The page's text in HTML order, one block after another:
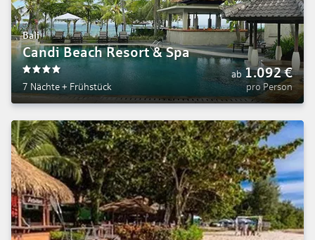
Bali
Candi Beach Resort & Spa
7 Nächte + Frühstück
ab 1.092€
pro Person